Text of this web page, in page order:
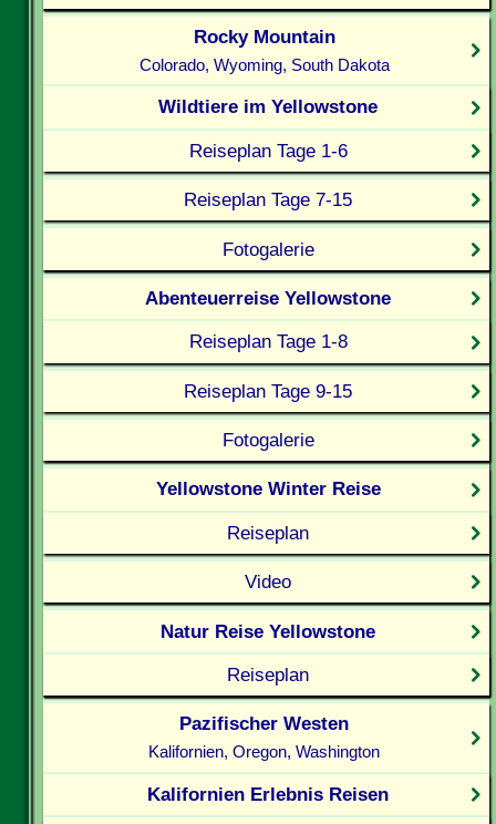
Rocky Mountain
Colorado, Wyoming, South Dakota
Wildtiere im Yellowstone
Reiseplan Tage 1-6
Reiseplan Tage 7-15
Fotogalerie
Abenteuerreise Yellowstone
Reiseplan Tage 1-8
Reiseplan Tage 9-15
Fotogalerie
Yellowstone Winter Reise
Reiseplan
Video
Natur Reise Yellowstone
Reiseplan
Pazifischer Westen
Kalifornien, Oregon, Washington
Kalifornien Erlebnis Reisen